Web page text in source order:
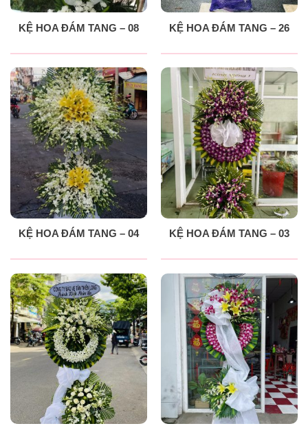
KỆ HOA ĐÁM TANG – 08 KỆ HOA ĐÁM TANG – 26
KỆ HOA ĐÁM TANG – 04 KỆ HOA ĐÁM TANG – 03